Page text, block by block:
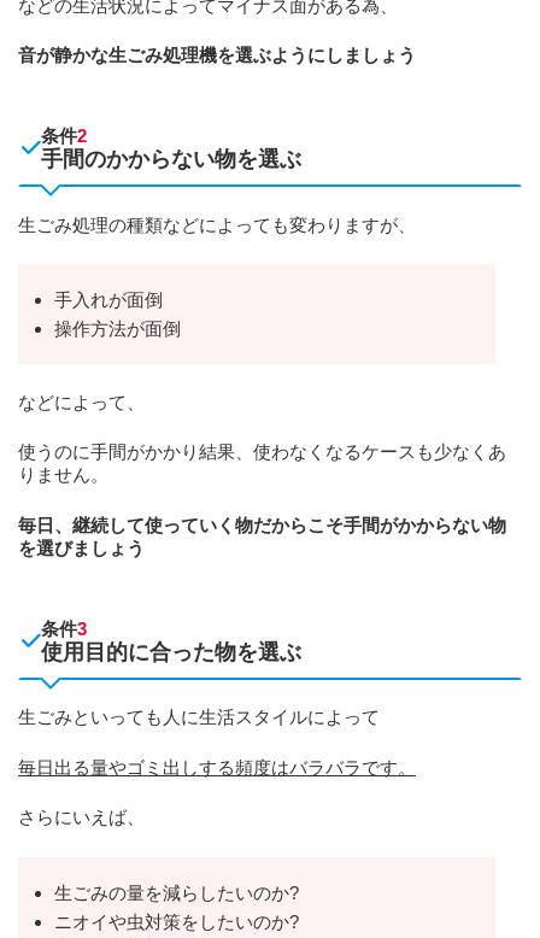
などの生活状況によってマイナス面がある為、
音が静かな生ごみ処理機を選ぶようにしましょう
条件2
手間のかからない物を選ぶ
生ごみ処理の種類などによっても変わりますが、
手入れが面倒
操作方法が面倒
などによって、
使うのに手間がかかり結果、使わなくなるケースも少なくあ
りません。
毎日、継続して使っていく物だからこそ手間がかからない物
を選びましょう
条件3
使用目的に合った物を選ぶ
生ごみといっても人に生活スタイルによって
毎日出る量やゴミ出しする頻度はバラバラです。
さらにいえば、
生ごみの量を減らしたいのか?
ニオイや虫対策をしたいのか?